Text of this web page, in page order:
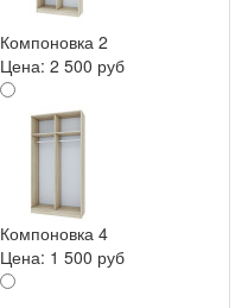
Компоновка 2
Цена: 2 500 руб
Компоновка 4
Цена: 1 500 руб